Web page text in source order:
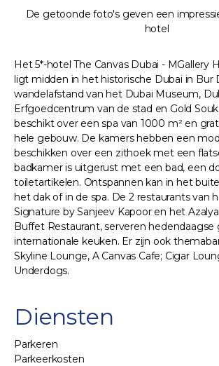
De getoonde foto's geven een
hotel
Het 5*-hotel The Canvas Dubai - MGallery
ligt midden in het historische Dubai in Bur
wandelafstand van het Dubai Museum,
Erfgoedcentrum van de stad en Gold
beschikt over een spa van 1000 m² en
hele gebouw. De kamers hebben een
beschikken over een zithoek met een
badkamer is uitgerust met een bad, een
toiletartikelen. Ontspannen kan in het
het dak of in de spa. De 2 restaurants van
Signature by Sanjeev Kapoor en het
Buffet Restaurant, serveren
internationale keuken. Er zijn ook
Skyline Lounge, A Canvas Cafe; Cigar
Underdogs.
Diensten
Parkeren
Parkeerkosten